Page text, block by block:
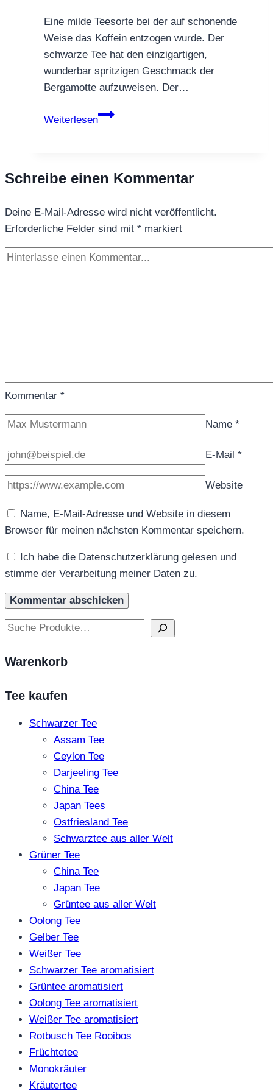
Eine milde Teesorte bei der auf schonende
Weise das Koffein entzogen wurde. Der
schwarze Tee hat den einzigartigen,
wunderbar spritzigen Geschmack der
Bergamotte aufzuweisen. Der…
Weiterlesen
SCHWARZTEE
Schreibe einen Kommentar
Deine E-Mail-Adresse wird nicht veröffentlicht.
Erforderliche Felder sind mit * markiert
Kommentar *
Name *
E-Mail *
Website
Name, E-Mail-Adresse und Website in diesem
Browser für meinen nächsten Kommentar speichern.
Ich habe die Datenschutzerklärung gelesen und
stimme der Verarbeitung meiner Daten zu.
Suchen
Warenkorb
Tee kaufen
Schwarzer Tee
Assam Tee
Ceylon Tee
Darjeeling Tee
China Tee
Japan Tees
Ostfriesland Tee
Schwarztee aus aller Welt
Grüner Tee
China Tee
Japan Tee
Grüntee aus aller Welt
Oolong Tee
Gelber Tee
Weißer Tee
Schwarzer Tee aromatisiert
Grüntee aromatisiert
Oolong Tee aromatisiert
Weißer Tee aromatisiert
Rotbusch Tee Rooibos
Früchtetee
Monokräuter
Kräutertee